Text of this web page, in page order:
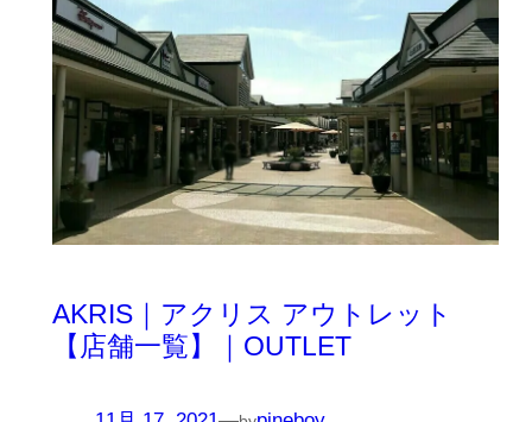
AKRIS｜アクリス アウトレット
【店舗一覧】｜OUTLET